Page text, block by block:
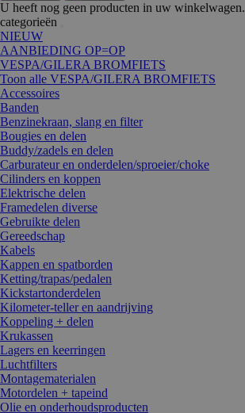
U heeft nog geen producten in uw winkelwagen.
categorieën
NIEUW
AANBIEDING OP=OP
VESPA/GILERA BROMFIETS
Toon alle VESPA/GILERA BROMFIETS
Accessoires
Banden
Benzinekraan, slang en filter
Bougies en delen
Buddy/zadels en delen
Carburateur en onderdelen/sproeier/choke
Cilinders en koppen
Elektrische delen
Framedelen diverse
Gebruikte delen
Gereedschap
Kabels
Kappen en spatborden
Ketting/trapas/pedalen
Kickstartonderdelen
Kilometer-teller en aandrijving
Koppeling + delen
Krukassen
Lagers en keerringen
Luchtfilters
Montagematerialen
Motordelen + tapeind
Olie en onderhoudsproducten